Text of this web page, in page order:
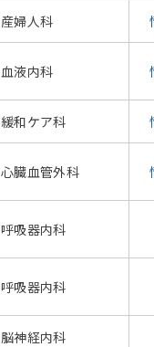
産婦人科
血液内科
緩和ケア科
心臓血管外科
呼吸器内科
呼吸器内科
脳神経内科